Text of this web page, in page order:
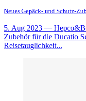
Neues Gepäck- und Schutz-
5. Aug 2023 —
Zubehör für die Ducatio
Reisetauglichkeit...